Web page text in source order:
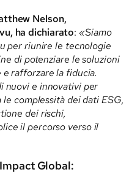
Nelson,
ha dichiarato: «Siamo
per riunire le tecnologie
di potenziare le soluzioni
e rafforzare la fiducia.
nuovi e innovativi per
complessità dei dati ESG,
dei rischi,
il percorso verso il
Global: